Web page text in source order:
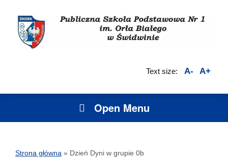
Text size: A- A+
Open Menu
Strona główna » Dzień Dyni w grupie 0b